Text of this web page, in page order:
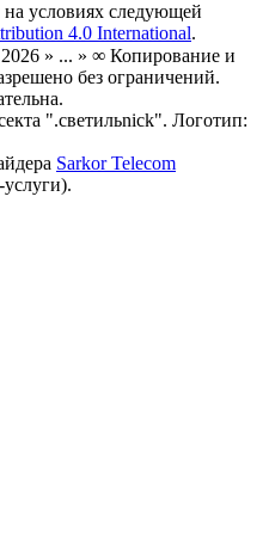
условиях следующей
4.0 International.
» ... » ∞ Копирование и
без ограничений.
".светильnick". Логотип:
Sarkor Telecom